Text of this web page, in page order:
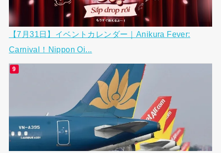
【7月31日】イベントカレンダー｜Anikura Fever:
Carnival！Nippon Oi...